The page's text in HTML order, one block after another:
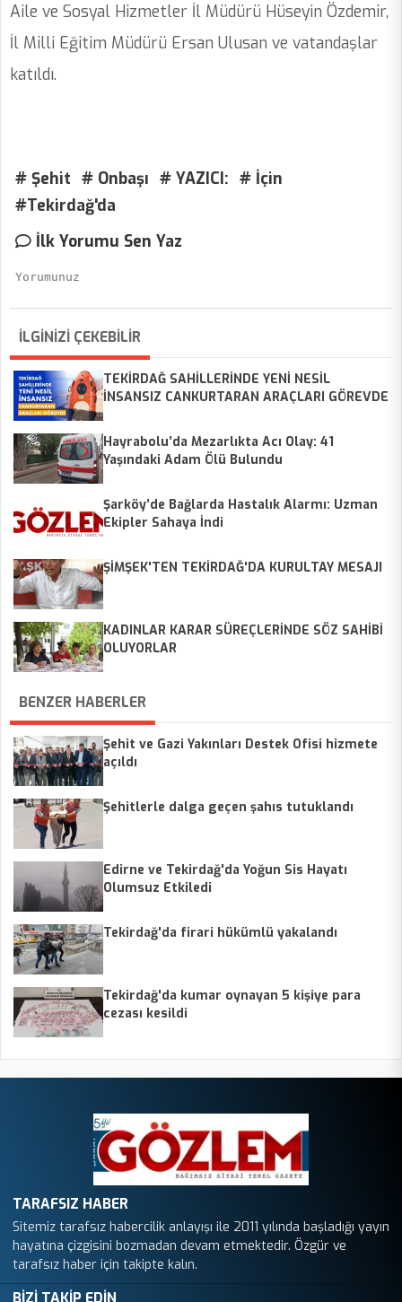
Aile ve Sosyal Hizmetler İl Müdürü Hüseyin Özdemir,
İl Milli Eğitim Müdürü Ersan Ulusan ve vatandaşlar
katıldı.
# Şehit # Onbaşı # YAZICI: # İçin
#Tekirdağ'da
İlk Yorumu Sen Yaz
İLGİNİZİ ÇEKEBİLİR
TEKİRDAĞ SAHİLLERİNDE YENİ NESİL
İNSANSIZ CANKURTARAN ARAÇLARI GÖREVDE
Hayrabolu’da Mezarlıkta Acı Olay: 41
Yaşındaki Adam Ölü Bulundu
Şarköy’de Bağlarda Hastalık Alarmı: Uzman
Ekipler Sahaya İndi
ŞİMŞEK'TEN TEKİRDAĞ'DA KURULTAY MESAJI
KADINLAR KARAR SÜREÇLERİNDE SÖZ SAHİBİ
OLUYORLAR
BENZER HABERLER
Şehit ve Gazi Yakınları Destek Ofisi hizmete
açıldı
Şehitlerle dalga geçen şahıs tutuklandı
Edirne ve Tekirdağ'da Yoğun Sis Hayatı
Olumsuz Etkiledi
Tekirdağ'da firari hükümlü yakalandı
Tekirdağ'da kumar oynayan 5 kişiye para
cezası kesildi
TARAFSIZ HABER
Sitemiz tarafsız habercilik anlayışı ile 2011 yılında başladığı yayın
hayatına çizgisini bozmadan devam etmektedir. Özgür ve
tarafsız haber için takipte kalın.
BİZİ TAKİP EDİN